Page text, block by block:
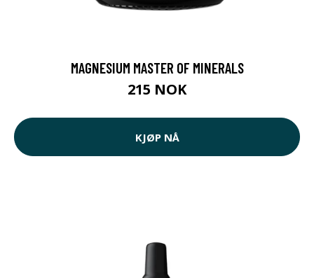
MAGNESIUM MASTER OF MINERALS
215 NOK
KJØP NÅ